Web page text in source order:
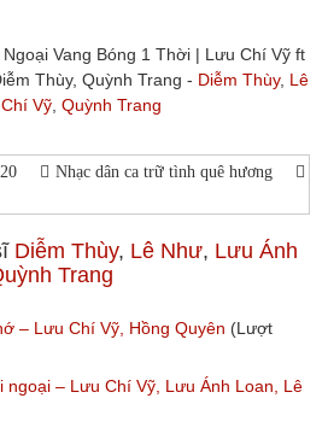
Vang Bóng 1 Thời | Lưu Chí Vỹ ft
Thùy, Quỳnh Trang - Diễm Thùy, Lê
Vỹ Quỳnh Trang
Nhạc dân ca trữ tình quê hương
Diễm Thùy, Lê Như, Lưu Ánh
Trang
– Lưu Chí Vỹ, Hồng Quyên (Lượt
ngoại – Lưu Chí Vỹ, Lưu Ánh Loan, Lê